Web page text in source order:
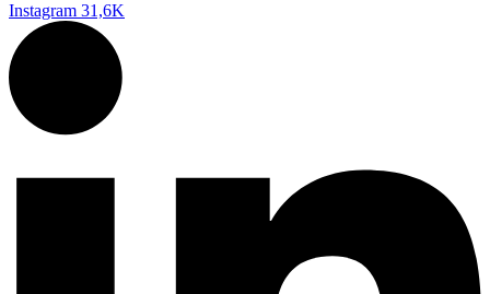
Instagram 31,6K